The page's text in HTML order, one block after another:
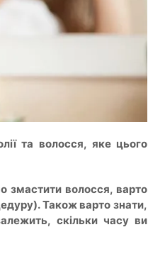
та волосся, яке цього
змастити волосся, варто
Також варто знати,
скільки часу ви